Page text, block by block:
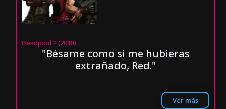
Deadpool 2 (2018)
"Bésame como si me hubieras
extrañado, Red."
Ver más